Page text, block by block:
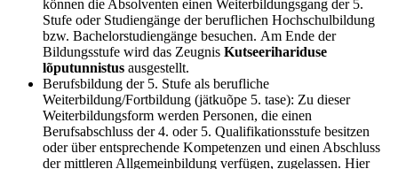
können die Absolventen einen Weiterbildungsgang der 5.
Stufe oder Studiengänge der beruflichen Hochschulbildung
bzw. Bachelorstudiengänge besuchen. Am Ende der
Bildungsstufe wird das Zeugnis Kutseerihariduse
lõputunnistus ausgestellt.
Berufsbildung der 5. Stufe als berufliche
Weiterbildung/Fortbildung (jätkuõpe 5. tase): Zu dieser
Weiterbildungsform werden Personen, die einen
Berufsabschluss der 4. oder 5. Qualifikationsstufe besitzen
oder über entsprechende Kompetenzen und einen Abschluss
der mittleren Allgemeinbildung verfügen, zugelassen. Hier